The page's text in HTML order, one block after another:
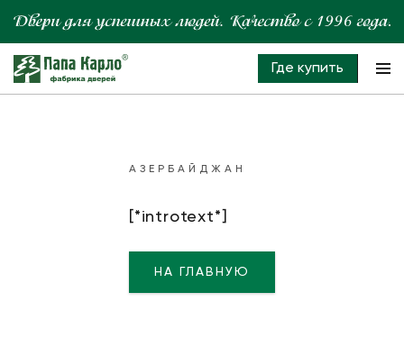
Где купить
АЗЕРБАЙДЖАН
[*introtext*]
НА ГЛАВНУЮ